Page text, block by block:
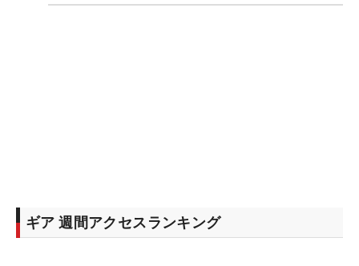
ギア 週間アクセスランキング